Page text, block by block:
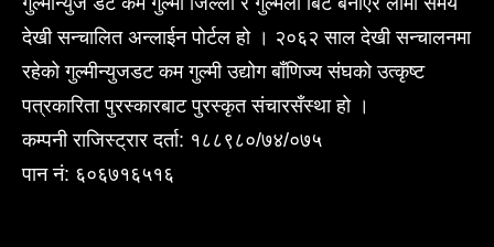
देखी सन्चालित अन्लाईन पोर्टल हो । २०६२ साल देखी सन्चालनमा
रहेको गुल्मीन्युजडट कम गुल्मी उद्योग बाँणिज्य संघको उत्कृष्ट
पत्रकारिता पुरस्कारबाट पुरस्कृत संचारसँस्था हो ।
कम्पनी राजिस्ट्रार दर्ता: १८८९८०/७४/०७५
पान नं: ६०६७१६५१६